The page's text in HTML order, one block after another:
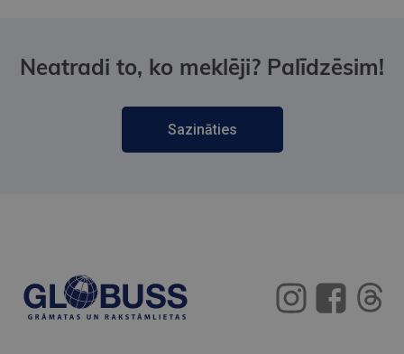
Neatradi to, ko meklēji? Palīdzēsim!
Sazināties